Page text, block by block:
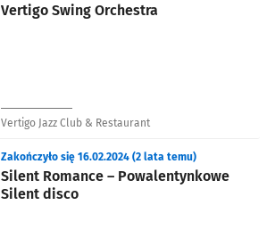
Vertigo Swing Orchestra
Vertigo Jazz Club & Restaurant
Silent Romance – Powalentynkowe
Silent disco
Zakończyło się 16.02.2024 (2 lata temu)